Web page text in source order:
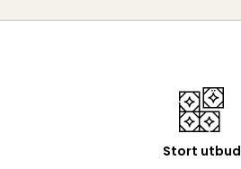
Stort utbud